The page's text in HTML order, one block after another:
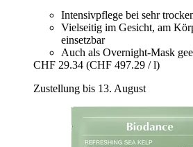
Intensivpflege bei sehr
Vielseitig im Gesicht, am
einsetzbar
Auch als Overnight-Mask
CHF 29.34 (CHF 497.29 / l)
Zustellung bis 13. August